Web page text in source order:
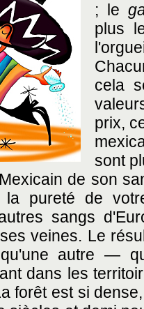
; le
plus
cela
prix,
sont
de son
la pureté de
sangs
veines. Le
autre —
dans les
forêt est si